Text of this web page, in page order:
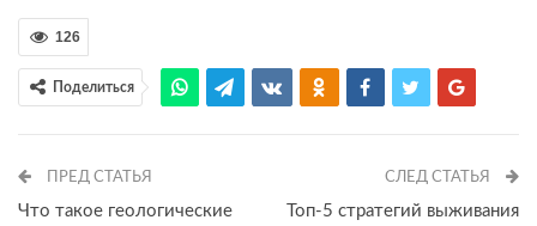
126
Поделиться
ПРЕД СТАТЬЯ
Что такое геологические
СЛЕД СТАТЬЯ
Топ-5 стратегий выживания